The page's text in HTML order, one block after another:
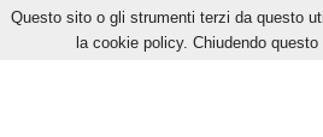
VENERDÌ, 7
Questo sito o gli strumenti terzi da questo
la cookie policy. Chiudendo